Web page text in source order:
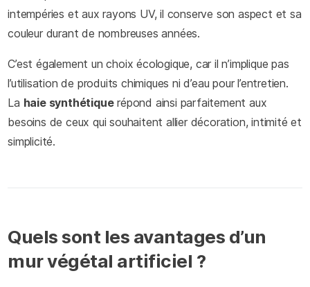
intempéries et aux rayons UV, il conserve son aspect et sa
couleur durant de nombreuses années.
C’est également un choix écologique, car il n’implique pas
l’utilisation de produits chimiques ni d’eau pour l’entretien.
La haie synthétiquerépond ainsi parfaitement aux
besoins de ceux qui souhaitent allier décoration, intimité et
simplicité.
Quels sont les avantages d’un
mur végétal artificiel ?